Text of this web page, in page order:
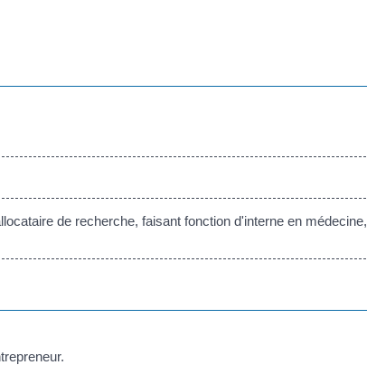
de recherche, faisant fonction d'interne en médecine,